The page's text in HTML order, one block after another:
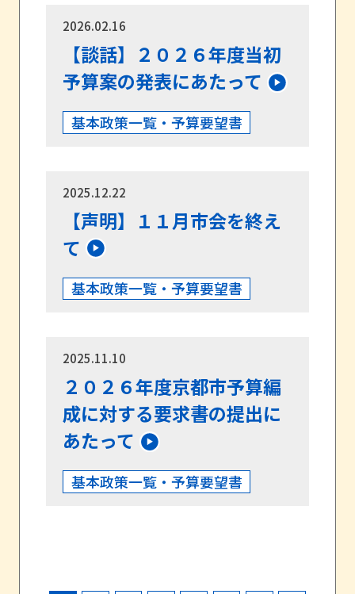
2026.02.16
【談話】２０２６年度当初
予算案の発表にあたって
基本政策一覧・予算要望書
2025.12.22
【声明】１１月市会を終え
て
基本政策一覧・予算要望書
2025.11.10
２０２６年度京都市予算編
成に対する要求書の提出に
あたって
基本政策一覧・予算要望書